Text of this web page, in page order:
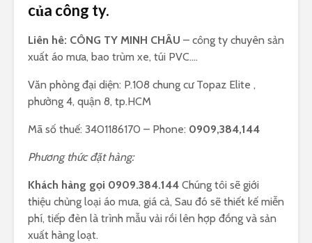
của công ty.
Liên hê: CÔNG TY MINH CHÂU – công ty chuyên sản
xuất áo mưa, bao trùm xe, túi PVC….
Văn phòng đại diện: P.108 chung cư Topaz Elite ,
phường 4, quận 8, tp.HCM
Mã số thuế: 3401186170 – Phone: 0909,384,144
Phương thức đặt hàng:
Khách hàng gọi 0909.384.144 Chúng tôi sẽ giới
thiệu chủng loại áo mưa, giá cả, Sau đó sẽ thiết kế miễn
phí, tiếp đèn là trình mẫu vải rồi lên hợp đồng và sản
xuất hàng loạt.